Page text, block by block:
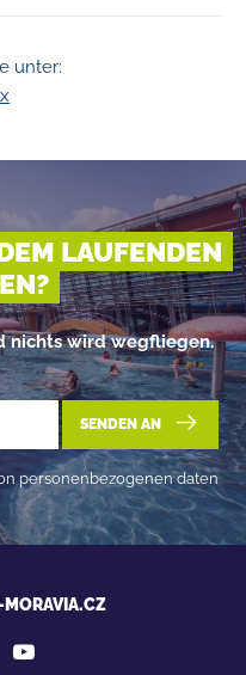
unter:
LAUFENDEN
nichts wird wegfliegen.
SENDEN AN
personenbezogenen daten
MORAVIA.CZ